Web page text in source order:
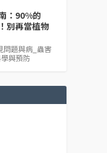
：90%的
別再當植物
問題與病_蟲害
與預防